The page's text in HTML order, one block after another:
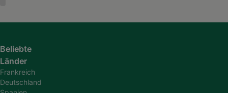
Beliebte
Länder
Frankreich
Deutschland